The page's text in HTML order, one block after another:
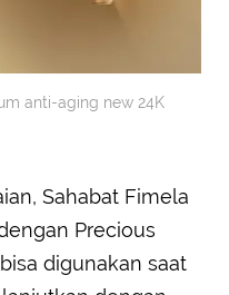
anti-aging new 24K
Sahabat Fimela
Precious
digunakan saat